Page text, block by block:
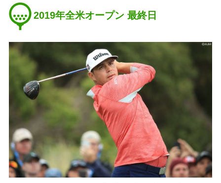
ご予約について・FAQ
アクセス
お問い合わせ
2019年全米オープン 最終日